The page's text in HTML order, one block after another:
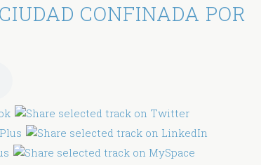
CONFINADA POR